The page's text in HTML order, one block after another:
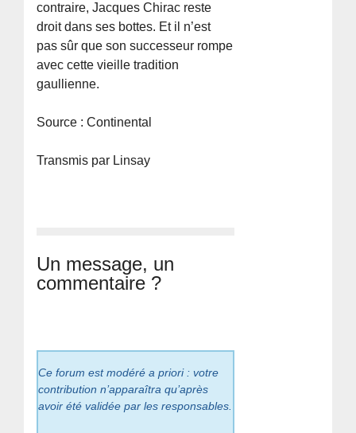
contraire, Jacques Chirac reste
droit dans ses bottes. Et il n’est
pas sûr que son successeur rompe
avec cette vieille tradition
gaullienne.
Source : Continental
Transmis par Linsay
Un message, un
commentaire ?
Ce forum est modéré a priori : votre
contribution n’apparaîtra qu’après
avoir été validée par les responsables.